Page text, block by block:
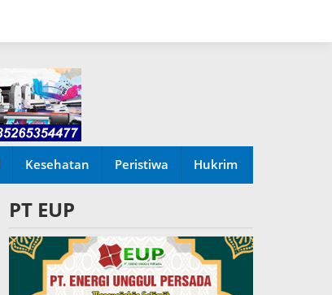
Kesehatan Peristiwa Hukrim
PT EUP